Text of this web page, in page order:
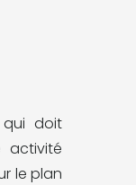
doit
activité
le plan